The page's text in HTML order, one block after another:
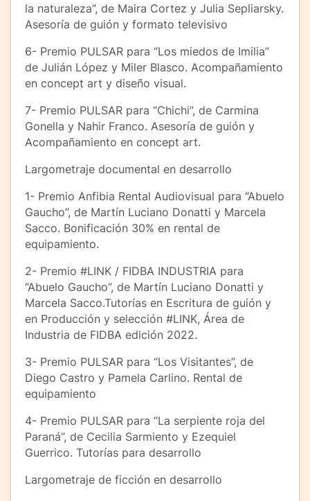
la naturaleza”, de Maira Cortez y Julia Sepliarsky.
Asesoría de guión y formato televisivo
6- Premio PULSAR para “Los miedos de Imilia”
de Julián López y Miler Blasco. Acompañamiento
en concept art y diseño visual.
7- Premio PULSAR para “Chichi”, de Carmina
Gonella y Nahir Franco. Asesoría de guión y
Acompañamiento en concept art.
Largometraje documental en desarrollo
1- Premio Anfibia Rental Audiovisual para “Abuelo
Gaucho”, de Martín Luciano Donatti y Marcela
Sacco. Bonificación 30% en rental de
equipamiento.
2- Premio #LINK / FIDBA INDUSTRIA para
“Abuelo Gaucho”, de Martín Luciano Donatti y
Marcela Sacco.Tutorías en Escritura de guión y
en Producción y selección #LINK, Área de
Industria de FIDBA edición 2022.
3- Premio PULSAR para “Los Visitantes”, de
Diego Castro y Pamela Carlino. Rental de
equipamiento
4- Premio PULSAR para “La serpiente roja del
Paraná”, de Cecilia Sarmiento y Ezequiel
Guerrico. Tutorías para desarrollo
Largometraje de ficción en desarrollo